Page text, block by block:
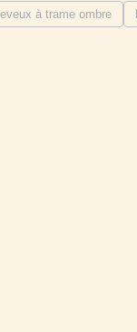
à trame ombre